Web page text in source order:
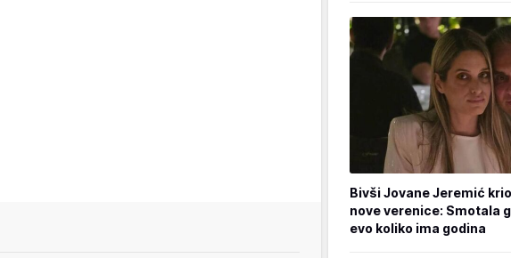
Bivši Jovane Jeremić
nove verenice: Smotala
evo koliko ima godina